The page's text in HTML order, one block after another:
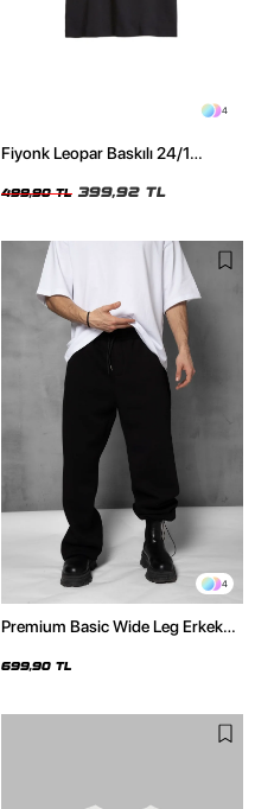
4
Fiyonk Leopar Baskılı 24/1
Tshirt
499,90 TL 399,92 TL
4
Premium Basic Wide Leg Erkek
699,90 TL